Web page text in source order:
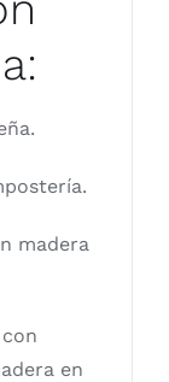
madera
en